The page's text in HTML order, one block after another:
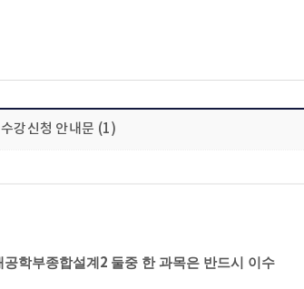
강신청 안내문 (1)
학부종합설계 2 둘중 한 과목은 반드시 이수